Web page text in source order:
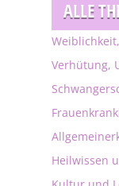
ALLE
Verhütung,
Heilwissen